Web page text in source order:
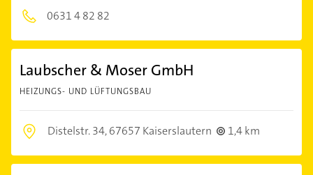
0631 4 82 82
Laubscher & Moser GmbH
HEIZUNGS- UND LÜFTUNGSBAU
Distelstr. 34,67657 Kaiserslautern 1,4 km